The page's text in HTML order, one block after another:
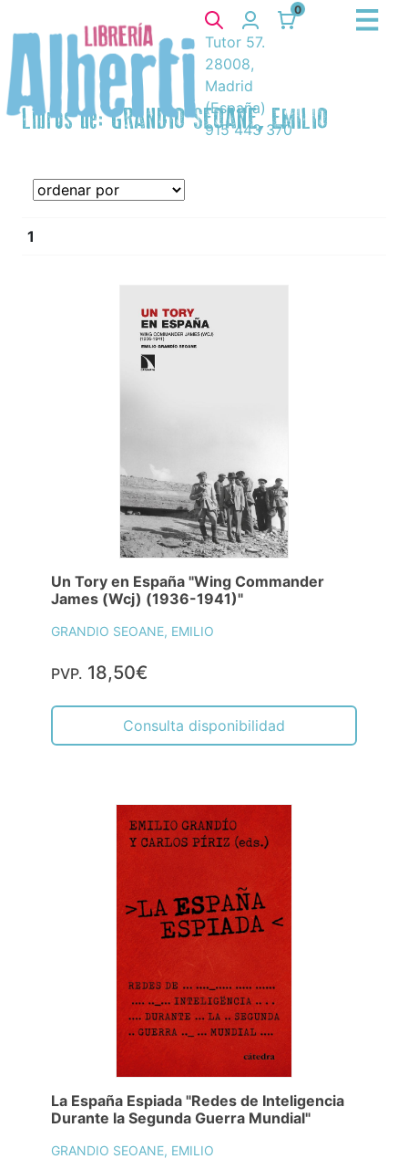
0
Tutor 57.
28008,
Madrid
(España)
915 443 370
Libros de: GRANDIO SEOANE, EMILIO
1
Un Tory en España "Wing Commander
James (Wcj) (1936-1941)"
GRANDIO SEOANE, EMILIO
PVP. 18,50€
Consulta disponibilidad
La España Espiada "Redes de Inteligencia
Durante la Segunda Guerra Mundial"
GRANDIO SEOANE, EMILIO